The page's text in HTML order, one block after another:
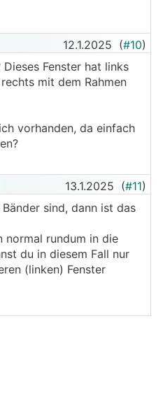
12.1.2025 (#10)
Fenster hat links
mit dem Rahmen
vorhanden, da einfach
13.1.2025 (#11)
sind, dann ist das
normal rundum in die
du in diesem Fall nur
(linken) Fenster